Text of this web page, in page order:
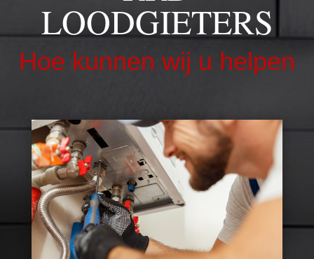
LOODGIETERS
Hoe kunnen wij u helpen